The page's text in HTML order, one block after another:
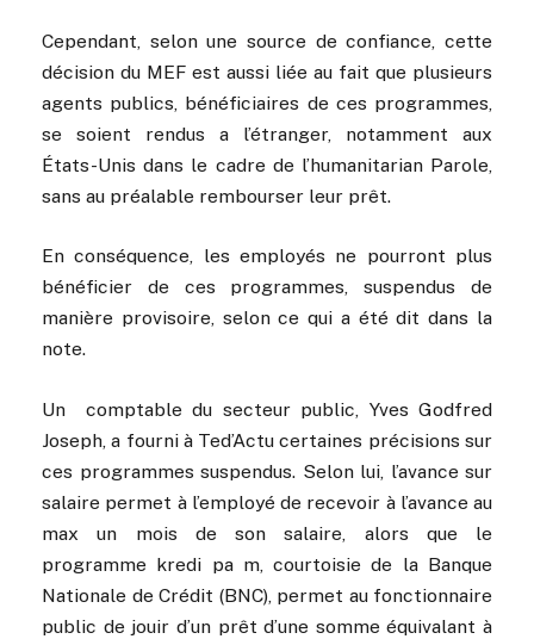
Cependant, selon une source de confiance, cette
décision du MEF est aussi liée au fait que plusieurs
agents publics, bénéficiaires de ces programmes,
se soient rendus a l’étranger, notamment aux
États-Unis dans le cadre de l’humanitarian Parole,
sans au préalable rembourser leur prêt.
En conséquence, les employés ne pourront plus
bénéficier de ces programmes, suspendus de
manière provisoire, selon ce qui a été dit dans la
note.
Un comptable du secteur public, Yves Godfred
Joseph, a fourni à Ted’Actu certaines précisions sur
ces programmes suspendus. Selon lui, l’avance sur
salaire permet à l’employé de recevoir à l’avance au
max un mois de son salaire, alors que le
programme kredi pa m, courtoisie de la Banque
Nationale de Crédit (BNC), permet au fonctionnaire
public de jouir d’un prêt d’une somme équivalant à